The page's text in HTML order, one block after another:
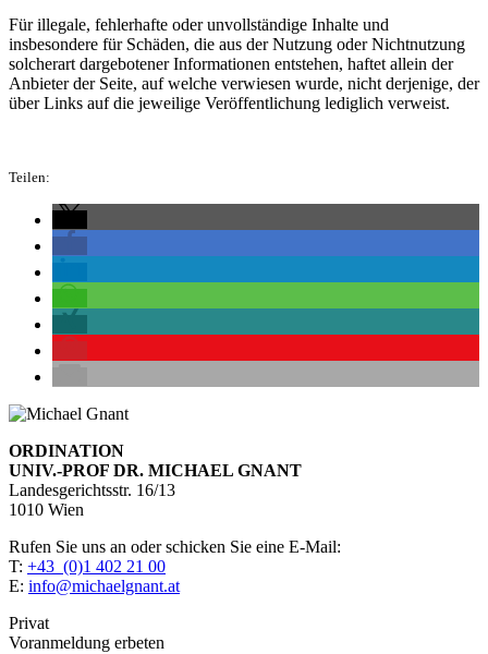
Für illegale, fehlerhafte oder unvollständige Inhalte und
insbesondere für Schäden, die aus der Nutzung oder Nichtnutzung
solcherart dargebotener Informationen entstehen, haftet allein der
Anbieter der Seite, auf welche verwiesen wurde, nicht derjenige, der
über Links auf die jeweilige Veröffentlichung lediglich verweist.
Teilen:
ORDINATION
UNIV.-PROF DR. MICHAEL GNANT
Landesgerichtsstr. 16/13
1010 Wien
Rufen Sie uns an oder schicken Sie eine E-Mail:
T: +43 (0)1 402 21 00
E: info@michaelgnant.at
Privat
Voranmeldung erbeten